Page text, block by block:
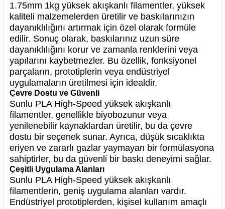
1.75mm 1kg yüksek akışkanlı filamentler, yüksek
kaliteli malzemelerden üretilir ve baskılarınızın
dayanıklılığını artırmak için özel olarak formüle
edilir. Sonuç olarak, baskılarınız uzun süre
dayanıklılığını korur ve zamanla renklerini veya
yapılarını kaybetmezler. Bu özellik, fonksiyonel
parçaların, prototiplerin veya endüstriyel
uygulamaların üretilmesi için idealdir.
Çevre Dostu ve Güvenli
Sunlu PLA High-Speed yüksek akışkanlı
filamentler, genellikle biyobozunur veya
yenilenebilir kaynaklardan üretilir, bu da çevre
dostu bir seçenek sunar. Ayrıca, düşük sıcaklıkta
eriyen ve zararlı gazlar yaymayan bir formülasyona
sahiptirler, bu da güvenli bir baskı deneyimi sağlar.
Çeşitli Uygulama Alanları
Sunlu PLA High-Speed yüksek akışkanlı
filamentlerin, geniş uygulama alanları vardır.
Endüstriyel prototiplerden, kişisel kullanım amaçlı